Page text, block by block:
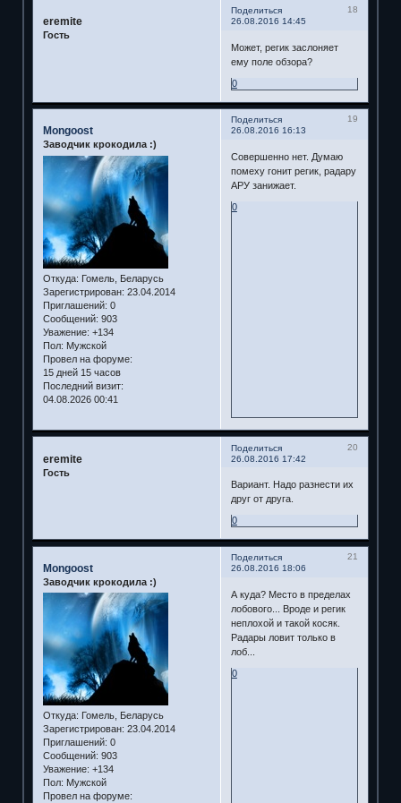
Поделиться
18
26.08.2016 14:45
eremite
Гость
Может, регик заслоняет
ему поле обзора?
0
Поделиться
19
26.08.2016 16:13
Mongoost
Заводчик крокодила :)
Откуда: Гомель, Беларусь
Зарегистрирован: 23.04.2014
Приглашений: 0
Сообщений: 903
Уважение: +134
Пол: Мужской
Провел на форуме:
15 дней 15 часов
Последний визит:
04.08.2026 00:41
Совершенно нет. Думаю
помеху гонит регик, радару
АРУ занижает.
0
Поделиться
20
26.08.2016 17:42
eremite
Гость
Вариант. Надо разнести их
друг от друга.
0
Поделиться
21
26.08.2016 18:06
Mongoost
Заводчик крокодила :)
Откуда: Гомель, Беларусь
Зарегистрирован: 23.04.2014
Приглашений: 0
Сообщений: 903
Уважение: +134
Пол: Мужской
Провел на форуме:
А куда? Место в пределах
лобового... Вроде и регик
неплохой и такой косяк.
Радары ловит только в
лоб...
0